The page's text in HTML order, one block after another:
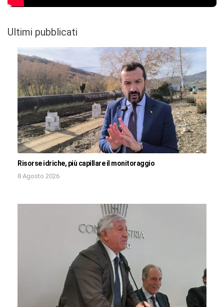
Ultimi pubblicati
Risorse idriche, più capillare il monitoraggio
8 Agosto 2026